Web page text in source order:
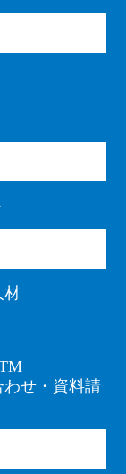
材
わせ・資料請